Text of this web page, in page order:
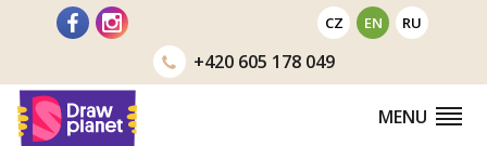
CZ EN RU
+420605 178 049
MENU